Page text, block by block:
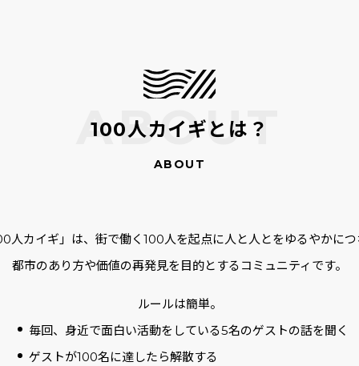
100人カイギとは？
人カイギ」は、街で働く100人を起点に人と人とをゆるやかに
都市のあり方や価値の再発見を目的とするコミュニティです。
ルールは簡単。
毎回、身近で面白い活動をしている5名のゲストの話を聞く
ゲストが100名に達したら解散する